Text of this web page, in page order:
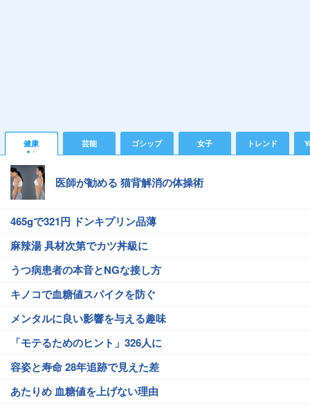
健康 芸能 ゴシップ 女子 トレンド
医師が勧める 猫背解消の体操術
465gで321円 ドンキプリン品薄
麻辣湯 具材次第でカツ丼級に
うつ病患者の本音とNGな接し方
キノコで血糖値スパイクを防ぐ
メンタルに良い影響を与える趣味
「モテるためのヒント」326人に
容姿と寿命 28年追跡で見えた差
あたりめ 血糖値を上げない理由